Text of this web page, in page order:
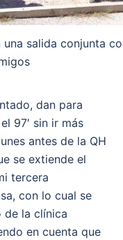
una salida conjunta
dan para
97′ sin ir más
antes de la QH
se extiende el
tercera
con lo cual se
de la clínica
en cuenta que